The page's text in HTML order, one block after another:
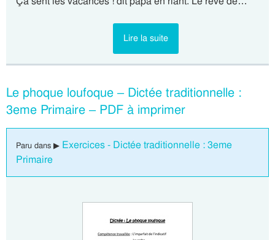
Lire la suite
Le phoque loufoque – Dictée traditionnelle :
3eme Primaire – PDF à imprimer
Paru dans ▶ Exercices - Dictée traditionnelle : 3eme
Primaire